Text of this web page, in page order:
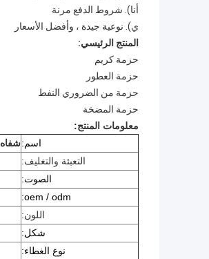
أنا). شروط الدفع مرنة
ي). نوعية جيدة ، وأفضل الأسعار
المنتج الرئيسي:
حزمة كريم
حزمة العطور
حزمة من الضروري النفط
حزمة المضخة
معلومات المنتج:
اسم:شفاه 15 جرام بيضوية مرهم الشفة الأنبوبة للعناية بالشفة حاوية حزمة العناية الشخصية الشفاه
التعبئة والتغليف:
الصوت:
oem / odm:
اللون:
شكل:
نوع الغطاء: